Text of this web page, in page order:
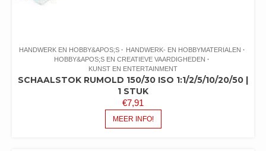
HANDWERK EN HOBBY&APOS;S
HANDWERK- EN HOBBYMATERIALEN
HOBBY&APOS;S EN CREATIEVE VAARDIGHEDEN
KUNST EN ENTERTAINMENT
SCHAALSTOK RUMOLD 150/30 ISO 1:1/2/5/10/20/50 |
1 STUK
€7,91
MEER INFO!